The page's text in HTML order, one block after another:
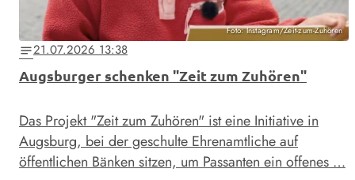
Foto: Instagram/Zeit-zum-Zuhören
notes21.07.2026 13:38
Augsburger schenken "Zeit zum Zuhören"
Das Projekt "Zeit zum Zuhören" ist eine Initiative in
Augsburg, bei der geschulte Ehrenamtliche auf
öffentlichen Bänken sitzen, um Passanten ein offenes …